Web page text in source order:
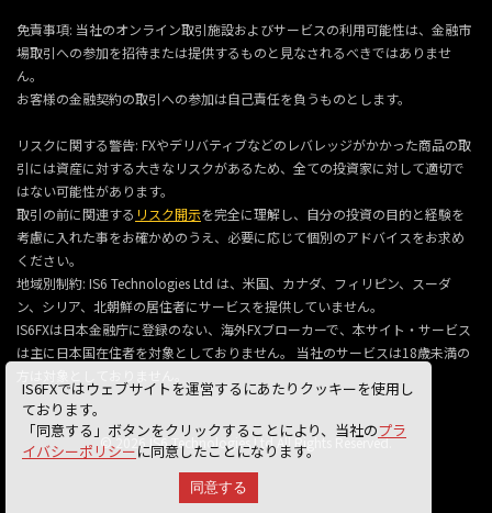
IS6FXではウェブサイトを運営するにあたりクッキーを使用し
ております。
「同意する」ボタンをクリックすることにより、当社のプラ
イバシーポリシーに同意したことになります。
同意する
免責事項: 当社のオンライン取引施設およびサービスの利用可能性は、金融市
場取引への参加を招待または提供するものと見なされるべきではありませ
ん。
お客様の金融契約の取引への参加は自己責任を負うものとします。
リスクに関する警告: FXやデリバティブなどのレバレッジがかかった商品の取
引には資産に対する大きなリスクがあるため、全ての投資家に対して適切で
はない可能性があります。
取引の前に関連する リスク開示を完全に理解し、自分の投資の目的と経験を
考慮に入れた事をお確かめのうえ、必要に応じて個別のアドバイスをお求め
ください。
地域別制約: IS6 Technologies Ltd は、米国、カナダ、フィリピン、スーダ
ン、シリア、北朝鮮の居住者にサービスを提供していません。
IS6FXは日本金融庁に登録のない、海外FXブローカーで、本サイト・サービス
は主に日本国在住者を対象としておりません。 当社のサービスは18歳未満の
© 2026 IS6 Technologies Ltd All Rights Reserved.